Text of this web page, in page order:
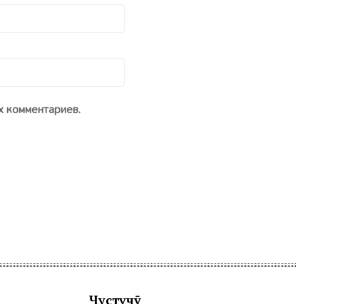
комментариев.
Ҷустуҷӯ